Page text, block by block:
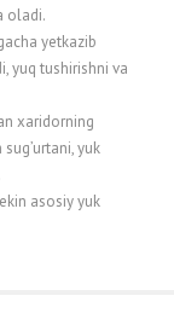
oladi.
yetkazib
yuq tushirishni va
xaridorning
yuk
asosiy yuk